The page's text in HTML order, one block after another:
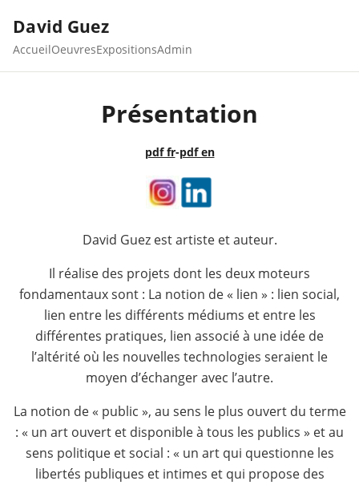
David Guez
AccueilOeuvresExpositionsAdmin
Présentation
pdf fr-pdf en
David Guez est artiste et auteur.
Il réalise des projets dont les deux moteurs
fondamentaux sont : La notion de « lien » : lien social,
lien entre les différents médiums et entre les
différentes pratiques, lien associé à une idée de
l’altérité où les nouvelles technologies seraient le
moyen d’échanger avec l’autre.
La notion de « public », au sens le plus ouvert du terme
: « un art ouvert et disponible à tous les publics » et au
sens politique et social : « un art qui questionne les
libertés publiques et intimes et qui propose des